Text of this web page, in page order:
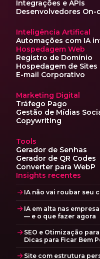
Integrações e APIs
Desenvolvedores On-
Inteligência Artifical
Automações com IA
Hospedagem Web
Registro de Domínio
Hospedagem de Sites
E-mail Corporativo
Marketing Digital
Tráfego Pago
Gestão de Mídias
Copywriting
Tools
Gerador de Senhas
Gerador de QR Codes
Converter para WebP
Insights recentes
IA não vai roubar seu
IA em alta nas
— e o que fazer agora
SEO e Otimização
Dicas para Ficar Bem
Site com estrutura